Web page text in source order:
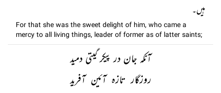
ہیں۔
For that she was the sweet delight of him, who came a
mercy to all living things, leader of former as of latter saints;
آنکہ جان در پیکر گیتی دمید
روزگار تازہ آئین آفرید